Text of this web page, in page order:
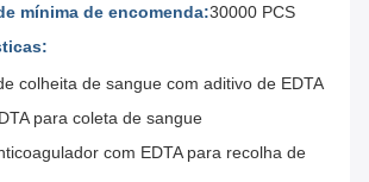
mínima de encomenda:30000 PCS
colheita de sangue com aditivo de EDTA
para coleta de sangue
com EDTA para recolha de